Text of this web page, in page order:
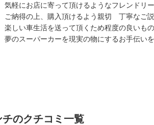
気軽にお店に寄って頂けるようなフレンドリ
ご納得の上、購入頂けるよう親切 丁寧なご
楽しい車生活を送って頂くため程度の良いも
夢のスーパーカーを現実の物にするお手伝い
のクチコミ一覧